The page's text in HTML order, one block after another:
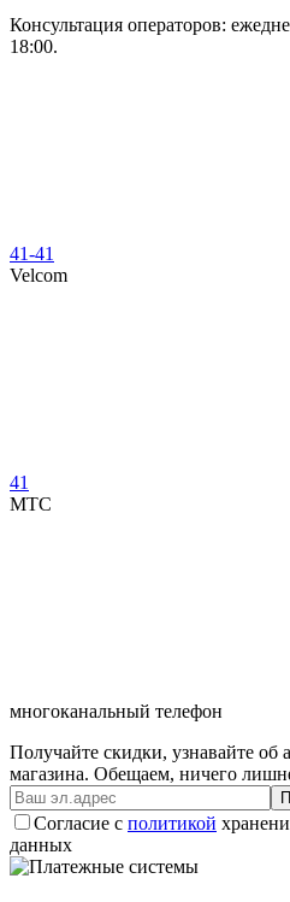
Консультация операторов:
18:00.
41-41
Velcom
41
MTC
многоканальный телефон
Получайте скидки, узнавайте об
магазина. Обещаем, ничего
Согласие с политикой
данных